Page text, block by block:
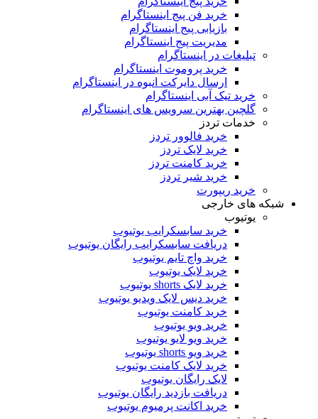
خرید فن پیج اینستاگرام
بازیابی پیج اینستاگرام
مدیریت پیج اینستاگرام
تبلیغات در اینستاگرام
خرید پروموت اینستاگرام
ارسال دایرکت انبوه در اینستاگرام
خرید تیک آبی اینستاگرام
گلچین بهترین سرویس های اینستاگرام
خدمات تردز
خرید فالوور تردز
خرید لایک تردز
خرید کامنت تردز
خرید شیر تردز
خرید ریپورت
های خارجی
یوتیوب
خرید سابسکرایب یوتیوب
دریافت سابسکرایب رایگان یوتیوب
خرید واچ تایم یوتیوب
خرید لایک یوتیوب
خرید لایک shorts یوتیوب
خرید دیس لایک ویدیو یوتیوب
خرید کامنت یوتیوب
خرید ویو یوتیوب
خرید ویو لایو یوتیوب
خرید ویو shorts یوتیوب
خرید لایک کامنت یوتیوب
لایک رایگان یوتیوب
دریافت بازدید رایگان یوتیوب
خرید اکانت پرمیوم یوتیوب